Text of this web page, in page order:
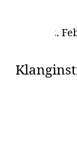
Sonntag, 02.